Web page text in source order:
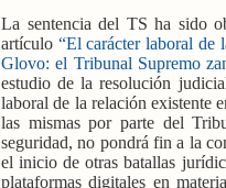
La sentencia del TS ha sido
artículo “El carácter laboral de
Glovo: el Tribunal Supremo
estudio de la resolución
laboral de la relación existente
las mismas por parte del
seguridad, no pondrá fin a la
el inicio de otras batallas
plataformas digitales en